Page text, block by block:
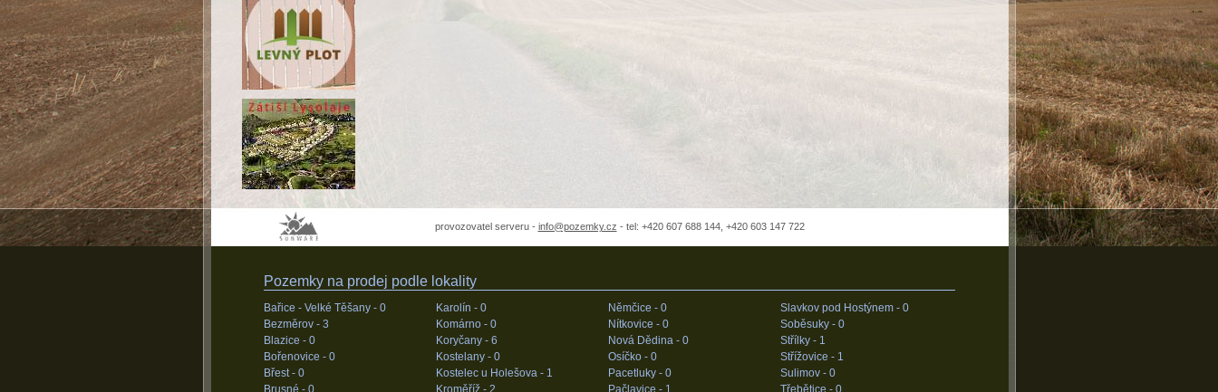
provozovatel serveru - info@pozemky.cz - tel: +420 607 688 144, +420 603 147 722
Pozemky na prodej podle lokality
Bařice - Velké Těšany - 0
Bezměrov - 3
Blazice - 0
Bořenovice - 0
Břest - 0
Brusné - 0
Karolín - 0
Komárno - 0
Koryčany - 6
Kostelany - 0
Kostelec u Holešova - 1
Kroměříž - 2
Němčice - 0
Nítkovice - 0
Nová Dědina - 0
Osíčko - 0
Pacetluky - 0
Pačlavice - 1
Slavkov pod Hostýnem - 0
Soběsuky - 0
Střílky - 1
Střížovice - 1
Sulimov - 0
Třebětice - 0